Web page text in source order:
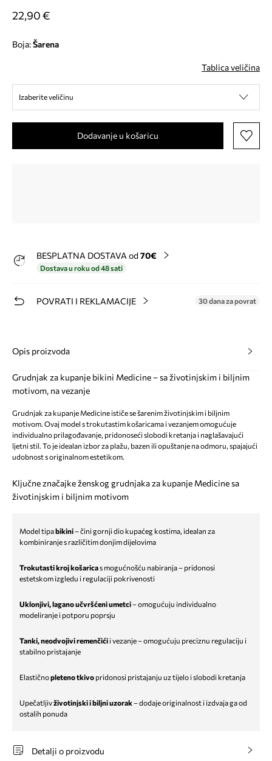
22,90 €
Boja: šarena
Tablica veličina
Izaberite veličinu
Dodavanje u košaricu
BESPLATNA DOSTAVA od 70€
Dostava u roku od 48 sati
POVRATI I REKLAMACIJE 30 dana za povrat
Opis proizvoda
Grudnjak za kupanje bikini Medicine – sa životinjskim i biljnim
motivom, na vezanje
Grudnjak za kupanje Medicine ističe se šarenim životinjskim i biljnim
motivom. Ovaj model s trokutastim košaricama i vezanjem omogućuje
individualno prilagođavanje, pridonoseći slobodi kretanja i naglašavajući
ljetni stil. To je idealan izbor za plažu, bazen ili opuštanje na odmoru, spajajući
udobnost s originalnom estetikom.
Ključne značajke ženskog grudnjaka za kupanje Medicine sa
životinjskim i biljnim motivom
Model tipabikini– čini gornji dio kupaćeg kostima, idealan za
kombiniranje s različitim donjim dijelovima
Trokutasti kroj košaricas mogućnošću nabiranja – pridonosi
estetskom izgledu i regulaciji pokrivenosti
Uklonjivi, lagano učvršćeni umetci– omogućuju individualno
modeliranje i potporu poprsju
Tanki, neodvojivi remenčići i vezanje – omogućuju preciznu regulaciju i
stabilno pristajanje
Elastičnopleteno tkivo pridonosi pristajanju uz tijelo i slobodi kretanja
Upečatljivživotinjski i biljni uzorak– dodaje originalnost i izdvaja ga od
ostalih ponuda
Detalji o proizvodu